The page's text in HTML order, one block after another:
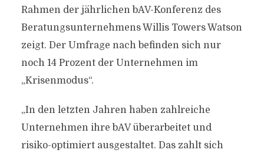
Rahmen der jährlichen bAV-Konferenz des
Beratungsunternehmens Willis Towers Watson
zeigt. Der Umfrage nach befinden sich nur
noch 14 Prozent der Unternehmen im
„Krisenmodus“.
„In den letzten Jahren haben zahlreiche
Unternehmen ihre bAV überarbeitet und
risiko-optimiert ausgestaltet. Das zahlt sich